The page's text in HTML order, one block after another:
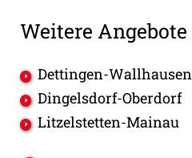
Weitere Angebote
Dettingen-Wallhausen
Dingelsdorf-Oberdorf
Litzelstetten-Mainau